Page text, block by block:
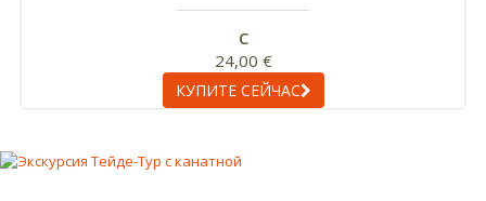
С
24,00 €
КУПИТЕ СЕЙЧАС